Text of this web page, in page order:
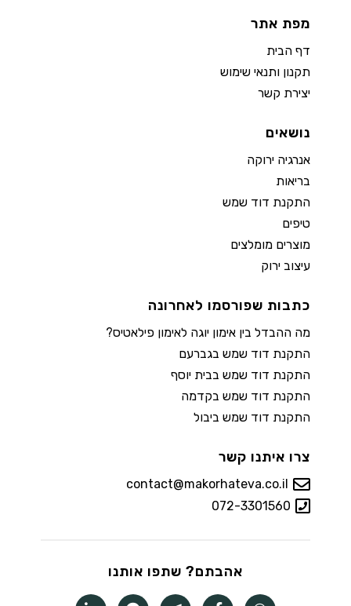
מפת אתר
דף הבית
תקנון ותנאי שימוש
יצירת קשר
נושאים
אנרגיה ירוקה
בריאות
התקנת דוד שמש
טיפים
מוצרים מומלצים
עיצוב ירוק
כתבות שפורסמו לאחרונה
מה ההבדל בין אימון יוגה לאימון פילאטיס?
התקנת דוד שמש בגברעם
התקנת דוד שמש בבית יוסף
התקנת דוד שמש בקדמה
התקנת דוד שמש ביבול
צרו איתנו קשר
contact@makorhateva.co.il
072-3301560
אהבתם? שתפו אותנו